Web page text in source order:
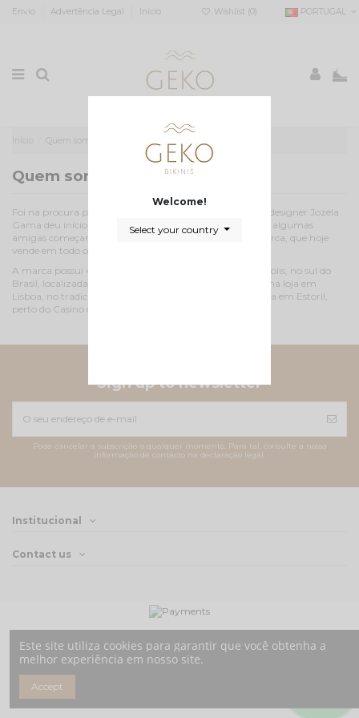
Envio Advertência Legal Início Wishlist (0) PORTUGAL
Welcome!
Select your country
Início Quem somos
Quem somos
Foi na procura pelo biquini ideal para o seu corpo, que a designer Jozela
Gama deu início à Geko Bikinis. Com o passar do tempo algumas
amigas começaram a encomendar, e assim surgiu a marca, que hoje
vende em todo o Brasil, Itália, França, Portugal.
A marca possui 4 lojas próprias. Duas lojas em Florianópolis, no sul do
Brasil, localizadas na badalada praia do Campeche. E uma loja em
Lisboa, no tradicional bairro de Campo de Ourique e uma em Estoril,
perto do Casino de Estoril.
Sign up to newsletter
Pode cancelar a subscrição a qualquer momento. Para tal, consulte a nossa
informação de contacto na declaração legal.
Institucional
Contact us
Este site utiliza cookies para garantir que você obtenha a
melhor experiência em nosso site.
Accept